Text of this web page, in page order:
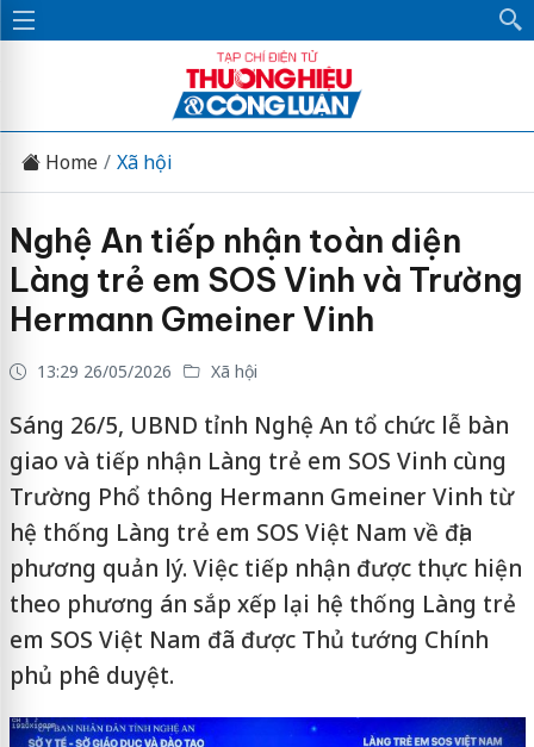
Home Xã hội
Nghệ An tiếp nhận toàn diện
Làng trẻ em SOS Vinh và Trường
Hermann Gmeiner Vinh
13:29 26/05/2026 Xã hội
Sáng 26/5, UBND tỉnh Nghệ An tổ chức lễ bàn
giao và tiếp nhận Làng trẻ em SOS Vinh cùng
Trường Phổ thông Hermann Gmeiner Vinh từ
hệ thống Làng trẻ em SOS Việt Nam về địa
phương quản lý. Việc tiếp nhận được thực hiện
theo phương án sắp xếp lại hệ thống Làng trẻ
em SOS Việt Nam đã được Thủ tướng Chính
phủ phê duyệt.